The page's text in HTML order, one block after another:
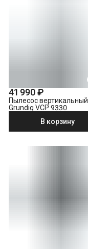
41 990 ₽
Пылесос вертикальный
Grundig VCP 9330
В корзину